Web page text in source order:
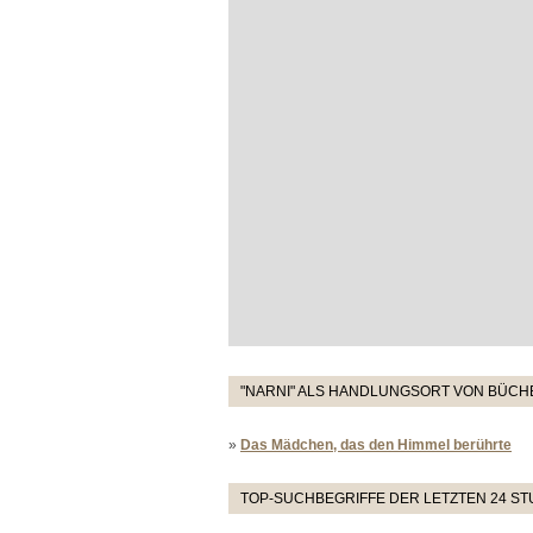
"NARNI" ALS HANDLUNGSORT VON
» Das Mädchen, das den Himmel berührte
TOP-SUCHBEGRIFFE DER LETZTEN 24